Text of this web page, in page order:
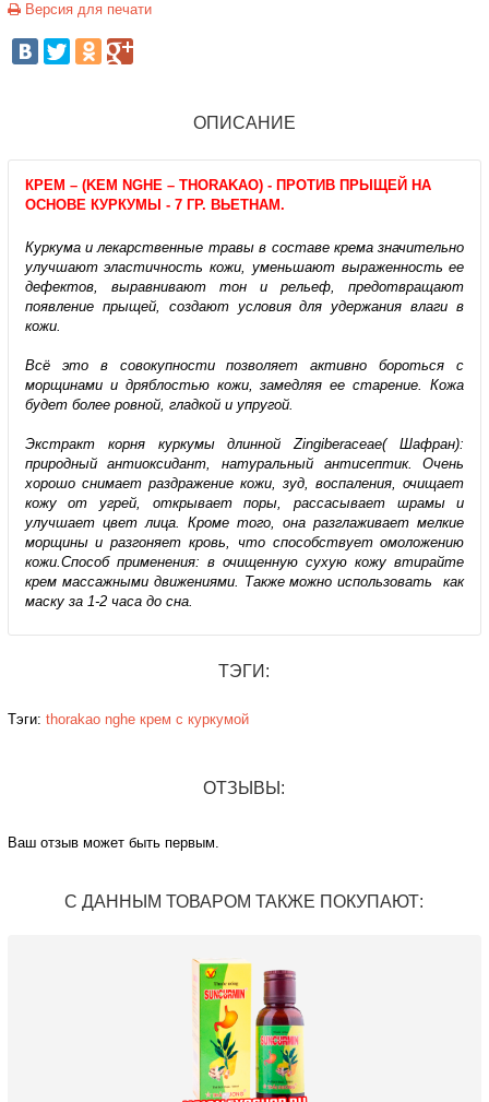
Версия для печати
ОПИСАНИЕ
КРЕМ – (KEM NGHE – THORAKAO) - ПРОТИВ ПРЫЩЕЙ НА
ОСНОВЕ КУРКУМЫ - 7 ГР. ВЬЕТНАМ.
Куркума и лекарственные травы в составе крема значительно
улучшают эластичность кожи, уменьшают выраженность ее
дефектов, выравнивают тон и рельеф, предотвращают
появление прыщей, создают условия для удержания влаги в
кожи.
Всё это в совокупности позволяет активно бороться с
морщинами и дряблостью кожи, замедляя ее старение. Кожа
будет более ровной, гладкой и упругой.
Экстракт корня куркумы длинной Zingiberaceae( Шафран):
природный антиоксидант, натуральный антисептик. Очень
хорошо снимает раздражение кожи, зуд, воспаления, очищает
кожу от угрей, открывает поры, рассасывает шрамы и
улучшает цвет лица. Кроме того, она разглаживает мелкие
морщины и разгоняет кровь, что способствует омоложению
кожи.Способ применения: в очищенную сухую кожу втирайте
крем массажными движениями. Также можно использовать как
маску за 1-2 часа до сна.
ТЭГИ:
Тэги: thorakao nghe крем с куркумой
ОТЗЫВЫ:
Ваш отзыв может быть первым.
С ДАННЫМ ТОВАРОМ ТАКЖЕ ПОКУПАЮТ: